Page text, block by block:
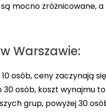
mocno zróżnicowane,
Warszawie:
osób, ceny zaczynają
30 osób, koszt wynajmu to
grup, powyżej 30